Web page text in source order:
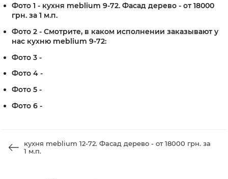
Фото 1 - кухня meblium 9-72. Фасад дерево - от 18000
грн. за 1 м.п.
Фото 2 - Смотрите, в каком исполнении заказывают у
нас кухню meblium 9-72​:
Фото 3 -
Фото 4 -
Фото 5 -
Фото 6 -
кухня meblium 12-72. Фасад дерево - от 18000 грн. за
1 м.п.